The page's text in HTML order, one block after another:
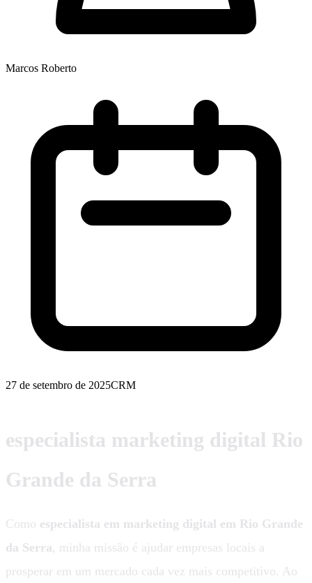
Marcos Roberto
27 de setembro de 2025CRM
especialista marketing digital Rio
Grande da Serra
Como especialista em marketing digital em Rio Grande
da Serra, minha missão é ajudar empresas locais a
prosperar em um mercado cada vez mais competitivo. Ao